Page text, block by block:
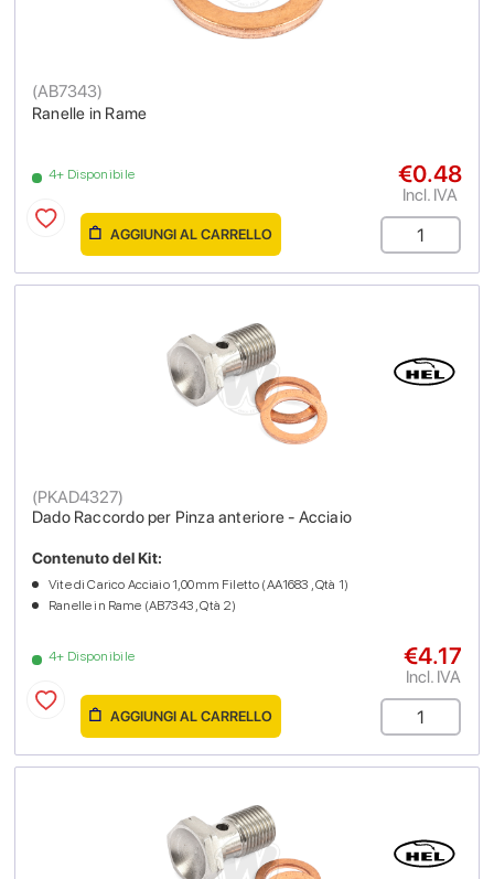
Ranelle in Rame
(AB7343)
4+ Disponibile €0.48
Incl. IVA
AGGIUNGI AL CARRELLO
Dado Raccordo per Pinza anteriore - Acciaio
(PKAD4327)
4+ Disponibile
Contenuto del Kit:
Vite di Carico Acciaio 1,00mm Filetto (AA1683 , Qtà 1)
Ranelle in Rame (AB7343 , Qtà 2)
€4.17
Incl. IVA
AGGIUNGI AL CARRELLO